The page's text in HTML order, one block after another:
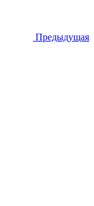
Предыдущая